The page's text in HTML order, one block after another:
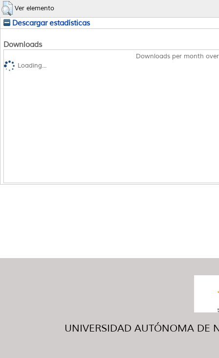
Ver elemento
Descargar estadísticas
Downloads
Downloads per month
Loading...
UNIVERSIDAD AUTÓNOMA DE